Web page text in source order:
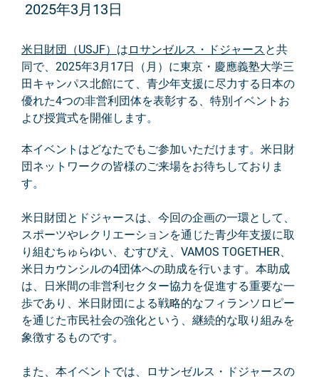
2025年3月13日
米日財団（USJF） は ロサンゼルス・ドジャース と共
同で、2025年3月17日（月）に東京・慶應義塾大学三
田キャンパス北館にて、青少年支援に尽力する日本の
優れた4つの非営利団体を表彰する、特別イベントお
よび授賞式を開催します。
本イベントはどなたでもご参加いただけます。米日財
団ネットワークの皆様のご来場をお待ちしておりま
す。
米日財団とドジャースは、今回の企画の一環として、
スポーツやレクリエーションを通じた青少年支援に取
り組むちゅらゆい、むすびえ、VAMOS TOGETHER、
米日カウンシルの4団体への助成を行います。本助成
は、日米間の非営利セクター協力を促進する重要な一
歩であり、米日財団による戦略的なフィランソロピー
を通じた市民社会の強化という、継続的な取り組みを
象徴するものです。
また、本イベントでは、ロサンゼルス・ドジャースの